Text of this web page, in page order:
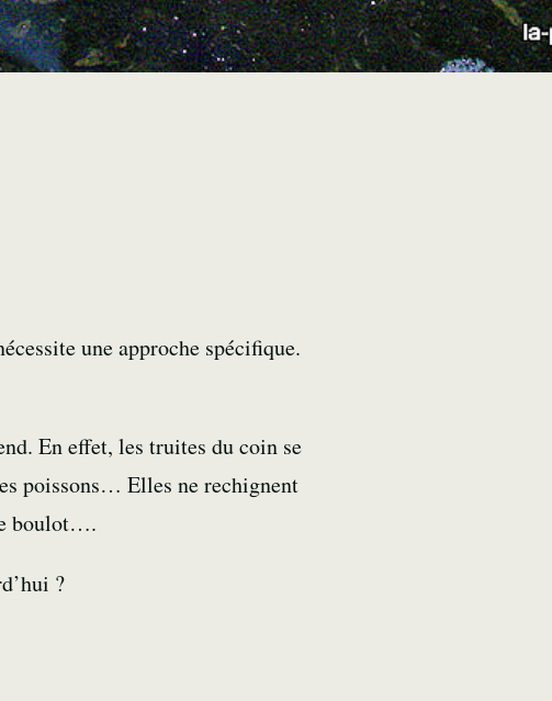
une approche spécifique.
En effet, les truites du coin se
poissons… Elles ne rechignent
boulot….
?